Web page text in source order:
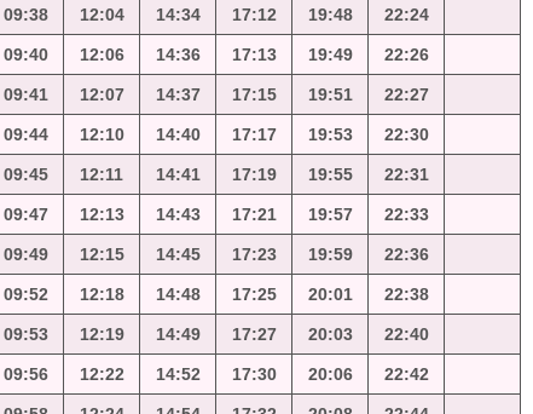
09:38 12:04 14:34 17:12 19:48 22:24
09:40 12:06 14:36 17:13 19:49 22:26
09:41 12:07 14:37 17:15 19:51 22:27
09:44 12:10 14:40 17:17 19:53 22:30
09:45 12:11 14:41 17:19 19:55 22:31
09:47 12:13 14:43 17:21 19:57 22:33
09:49 12:15 14:45 17:23 19:59 22:36
09:52 12:18 14:48 17:25 20:01 22:38
09:53 12:19 14:49 17:27 20:03 22:40
09:56 12:22 14:52 17:30 20:06 22:42